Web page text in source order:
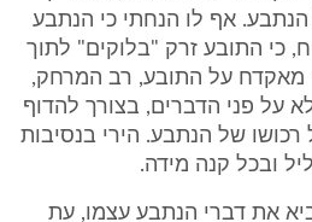
אף לו הנחתי כי הנתבע
כי התובע זרק "בלוקים" לתוך
מאקדח על התובע, רב המרחק,
על פני הדברים, בצורך להדוף
רכושו של הנתבע. הירי בנסיבות
ובכל קנה מידה.
את דברי הנתבע עצמו, עת